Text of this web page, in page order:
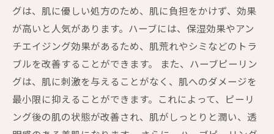
グは、肌に優しい処方のため、肌に負担をかけず、効果
が高いと人気があります。ハーブには、保湿効果やアン
チエイジング効果があるため、肌荒れやシミなどのトラ
ブルを改善することができます。 また、ハーブピーリン
グは、肌に刺激を与えることがなく、肌へのダメージを
最小限に抑えることができます。これによって、ピーリ
ング後の肌の状態が改善され、肌がしっとりと潤い、透